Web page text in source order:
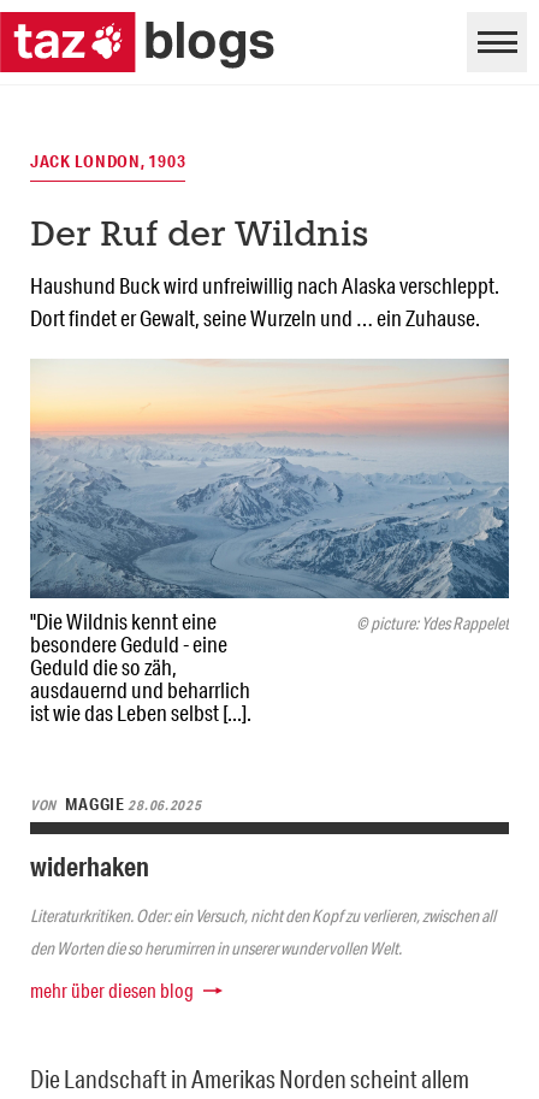
"Die Wildnis kennt eine
besondere Geduld - eine
Geduld die so zäh,
ausdauernd und beharrlich
ist wie das Leben selbst [...].
© picture: Ydes Rappelet
JACK LONDON, 1903
Der Ruf der Wildnis
Haushund Buck wird unfreiwillig nach Alaska verschleppt.
Dort findet er Gewalt, seine Wurzeln und … ein Zuhause.
VON MAGGIE 28.06.2025
widerhaken
Literaturkritiken. Oder: ein Versuch, nicht den Kopf zu verlieren, zwischen all
den Worten die so herumirren in unserer wundervollen Welt.
mehr über diesen blog
Die Landschaft in Amerikas Norden scheint allem